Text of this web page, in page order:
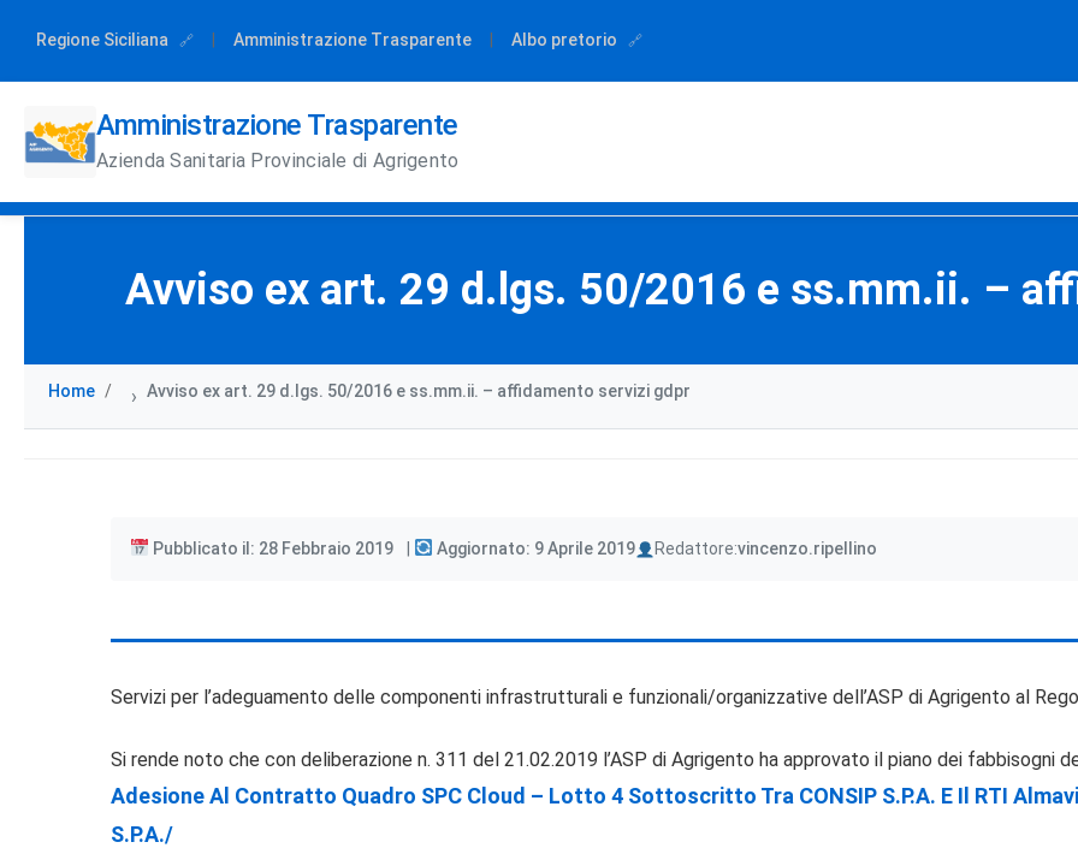
Regione Siciliana Amministrazione Trasparente Albo pretorio
Amministrazione Trasparente
Azienda Sanitaria Provinciale di Agrigento
Avviso ex art. 29 d.lgs. 50/2016 e ss.mm.ii. –
Home › Avviso ex art. 29 d.lgs. 50/2016 e ss.mm.ii. – affidamento servizi gdpr
Pubblicato il: 28 Febbraio 2019 Aggiornato: 9 Aprile 2019 Redattore:
Author vincenzo.ripellino
Servizi per l’adeguamento delle componenti infrastrutturali e funzionali/organizzative dell’ASP di Agrigento al
Si rende noto che con deliberazione n. 311 del 21.02.2019 l’ASP di Agrigento ha approvato il piano dei fabbisogni
Adesione Al Contratto Quadro SPC Cloud – Lotto 4 Sottoscritto Tra CONSIP S.p.A. E Il RTI
S.p.A./